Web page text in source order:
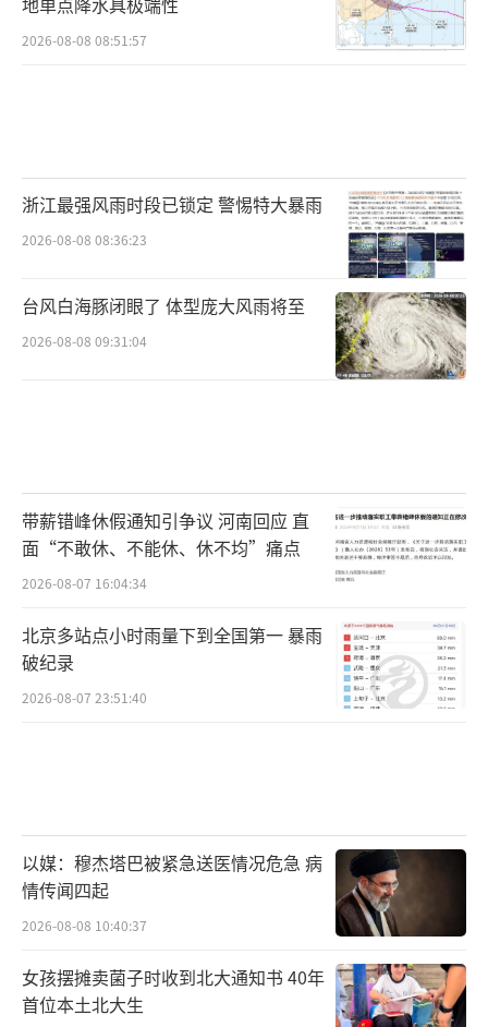
2026-08-08 08:51:57
浙江最强风雨时段已锁定 警惕特大暴雨
2026-08-08 08:36:23
台风白海豚闭眼了 体型庞大风雨将至
2026-08-08 09:31:04
带薪错峰休假通知引争议 河南回应 直
面“不敢休、不能休、休不均”痛点
2026-08-07 16:04:34
北京多站点小时雨量下到全国第一 暴雨
破纪录
2026-08-07 23:51:40
以媒：穆杰塔巴被紧急送医情况危急 病
情传闻四起
2026-08-08 10:40:37
女孩摆摊卖菌子时收到北大通知书 40年
首位本土北大生